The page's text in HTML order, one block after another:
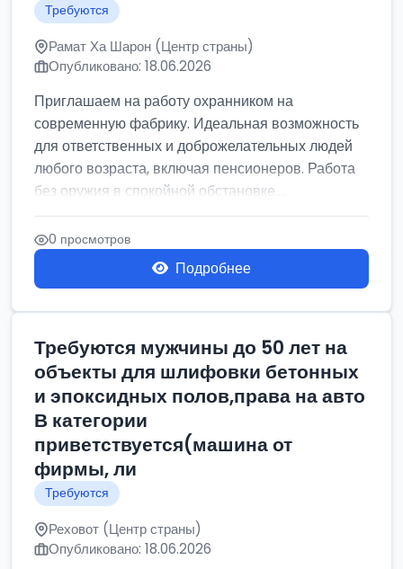
Требуются
Рамат Ха Шарон (Центр страны)
Опубликовано: 18.06.2026
Приглашаем на работу охранником на
современную фабрику. Идеальная возможность
для ответственных и доброжелательных людей
любого возраста, включая пенсионеров. Работа
без оружия в спокойной обстановке....
0 просмотров
Подробнее
Требуются мужчины до 50 лет на
объекты для шлифовки бетонных
и эпоксидных полов,права на авто
В категории
приветствуется(машина от
фирмы, ли
Требуются
Реховот (Центр страны)
Опубликовано: 18.06.2026